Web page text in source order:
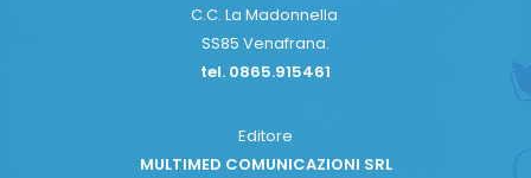
C.C. La Madonnella
SS85 Venafrana.
tel. 0865.915461
Editore
MULTIMED COMUNICAZIONI SRL